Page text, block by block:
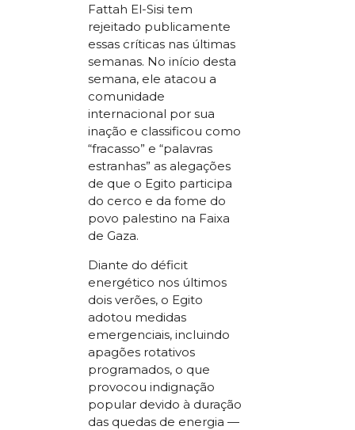
Fattah El-Sisi tem
rejeitado publicamente
essas críticas nas últimas
semanas. No início desta
semana, ele atacou a
comunidade
internacional por sua
inação e classificou como
“fracasso” e “palavras
estranhas” as alegações
de que o Egito participa
do cerco e da fome do
povo palestino na Faixa
de Gaza.
Diante do déficit
energético nos últimos
dois verões, o Egito
adotou medidas
emergenciais, incluindo
apagões rotativos
programados, o que
provocou indignação
popular devido à duração
das quedas de energia —